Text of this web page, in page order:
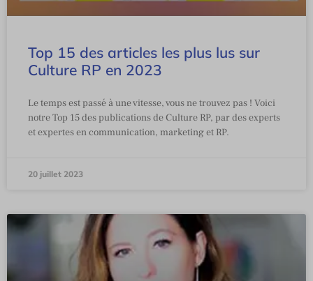
Top 15 des articles les plus lus sur
Culture RP en 2023
Le temps est passé à une vitesse, vous ne trouvez pas ! Voici
notre Top 15 des publications de Culture RP, par des experts
et expertes en communication, marketing et RP.
20 juillet 2023